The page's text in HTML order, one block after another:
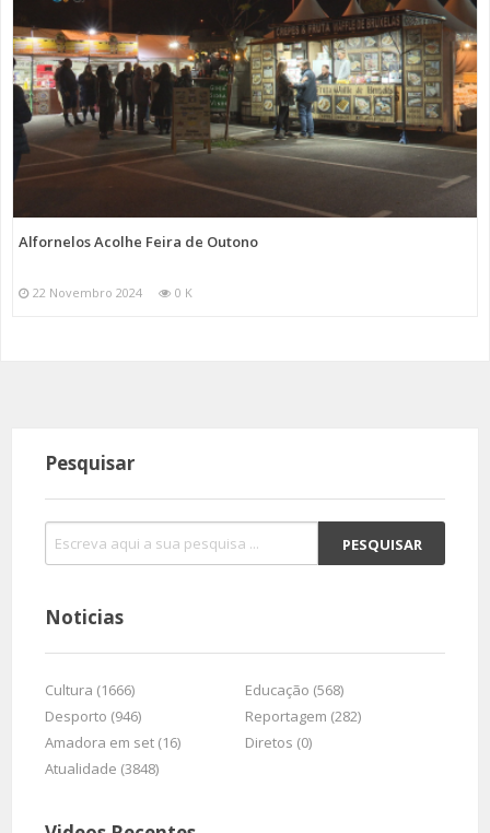
Alfornelos Acolhe Feira de Outono
22 Novembro 2024 0 K
Pesquisar
Noticias
Cultura (1666)
Educação (568)
Desporto (946)
Reportagem (282)
Amadora em set (16)
Diretos (0)
Atualidade (3848)